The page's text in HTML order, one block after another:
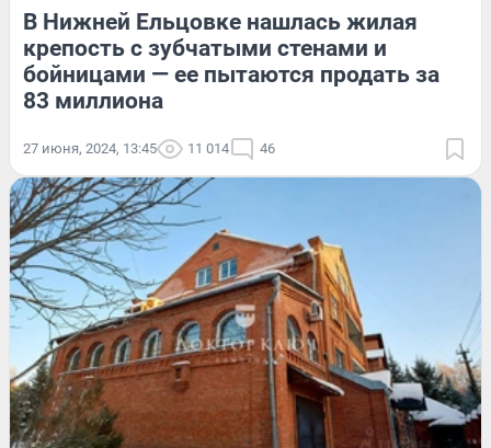
В Нижней Ельцовке нашлась жилая
крепость с зубчатыми стенами и
бойницами — ее пытаются продать за
83 миллиона
27 июня, 2024, 13:45 11 014 46